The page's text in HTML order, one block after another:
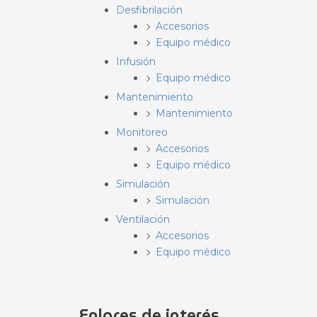
Desfibrilación
Accesorios
Equipo médico
Infusión
Equipo médico
Mantenimiento
Mantenimiento
Monitoreo
Accesorios
Equipo médico
Simulación
Simulación
Ventilación
Accesorios
Equipo médico